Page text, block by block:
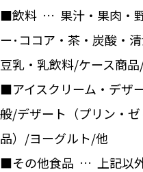
■飲料 … 果汁・果肉・
ー･ココア・茶・炭酸・
豆乳・乳飲料/ケース商
■アイスクリーム・デザ
般/デザート（プリン・
品）/ヨーグルト/他
■その他食品 … 上記以